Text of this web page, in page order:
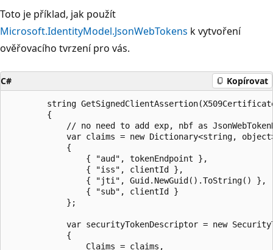
Toto je příklad, jak použít
Microsoft.IdentityModel.JsonWebTokens k vytvoření
ověřovacího tvrzení pro vás.
C# Kopírovat
string
        {
// no need to add exp, nbf as
var claims = new Dictionary<string,
            {
                { "aud", tokenEndpoint },
                { "iss", clientId },
                { "jti", Guid.NewGuid().ToString() },
                { "sub", clientId }
            };
var securityTokenDescriptor = new
            {
                Claims = claims,